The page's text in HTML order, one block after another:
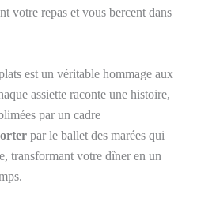
votre repas et vous bercent dans
est un véritable hommage aux
assiette raconte une histoire,
par un cadre
par le ballet des marées qui
transformant votre dîner en un